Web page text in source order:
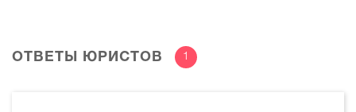
ОТВЕТЫ ЮРИСТОВ 1